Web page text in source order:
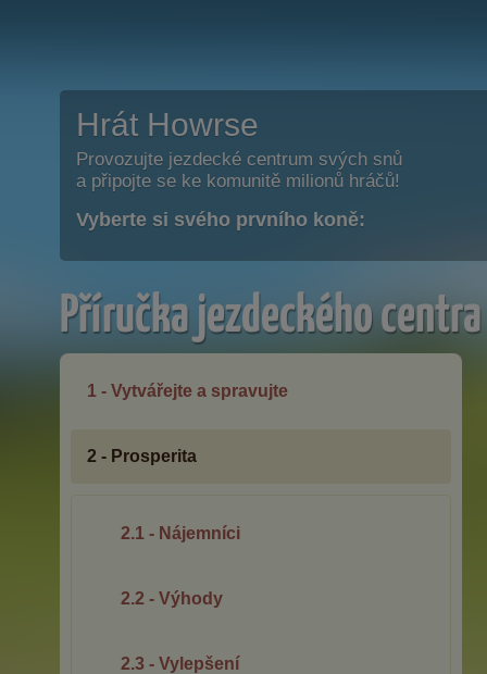
Hrát Howrse
Provozujte jezdecké centrum svých snů
a připojte se ke komunitě milionů hráčů!
Vyberte si svého prvního koně:
Příručka jezdeckého centra
1 - Vytvářejte a spravujte
2 - Prosperita
2.1 - Nájemníci
2.2 - Výhody
2.3 - Vylepšení